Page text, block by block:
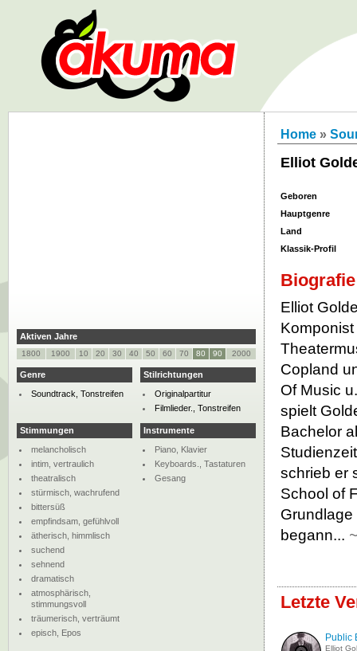
Home »
Elliot
Geboren
Hauptgenre
Land
Klassik-Profil
Biografie
Elliot
Copland
Of Music
spielt
Bachelor
schrieb er
School of
begann...
Letzte
Public
Elliot
Aktiven Jahre
1800 1900 10 20 30 40 50 60 70 80 90 2000
Genre
Soundtrack, Tonstreifen
Stilrichtungen
Originalpartitur
Filmlieder., Tonstreifen
Stimmungen
melancholisch
intim, vertraulich
theatralisch
stürmisch, wachrufend
bittersüß
empfindsam, gefühlvoll
ätherisch, himmlisch
suchend
sehnend
dramatisch
atmosphärisch,
stimmungsvoll
träumerisch, verträumt
episch, Epos
Instrumente
Piano, Klavier
Keyboards., Tastaturen
Gesang